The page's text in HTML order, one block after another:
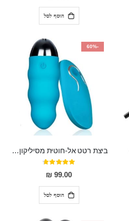
הוסף לסל
-60%
ביצת רטט אל-חוטית מסיליקון רפואי בגודל של 8 ס"מ ורוחב 3 ס"מ בעלת 20 מהירויות שונות "ENKI"
דירוג:
93%
99.00 ₪
הוסף לסל